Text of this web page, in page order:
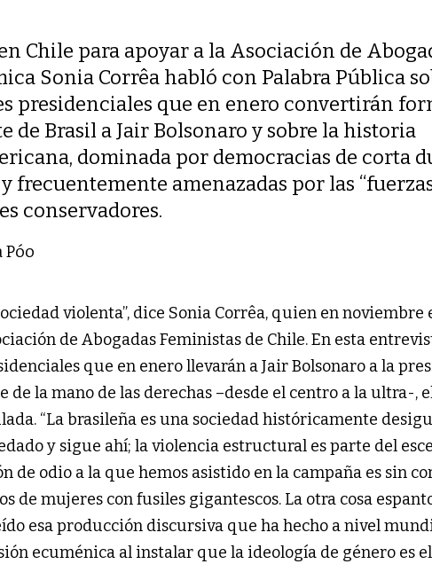
Chile para apoyar a la Asociación de
Sonia Corrêa habló con Palabra Pública
presidenciales que en enero convertirán
de Brasil a Jair Bolsonaro y sobre la historia
dominada por democracias de corta
frecuentemente amenazadas por las
conservadores.
Póo
violenta”, dice Sonia Corrêa, quien en noviembre
de Abogadas Feministas de Chile. En esta
que en enero llevarán a Jair Bolsonaro a la
de la mano de las derechas –desde el centro a la ultra-,
“La brasileña es una sociedad históricamente
y sigue ahí; la violencia estructural es parte del
de odio a la que hemos asistido en la campaña es sin
de mujeres con fusiles gigantescos. La otra cosa
esa producción discursiva que ha hecho a nivel
ecuménica al instalar que la ideología de género es